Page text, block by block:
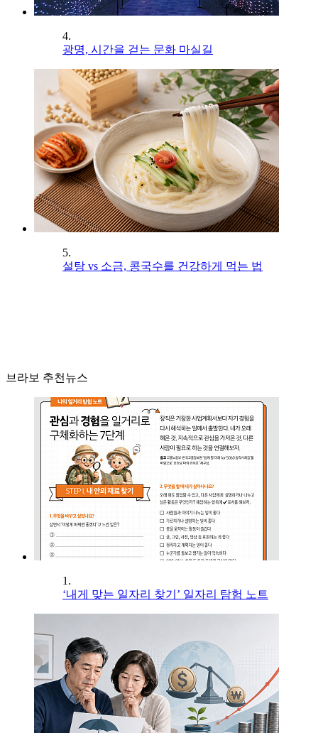
4.
광명, 시간을 걷는 문화 마실길
5.
설탕 vs 소금, 콩국수를 건강하게 먹는 법
브라보 추천뉴스
1.
‘내게 맞는 일자리 찾기’ 일자리 탐험 노트